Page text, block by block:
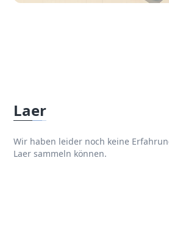
Laer
Wir haben leider noch keine
Laer sammeln können.